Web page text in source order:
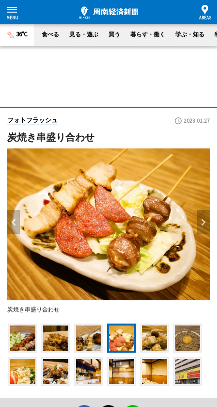
36°C 食べる 見る・遊ぶ 買う 暮らす・働く 学ぶ・知る
フォトフラッシュ 2023.01.27
炭焼き串盛り合わせ
炭焼き串盛り合わせ